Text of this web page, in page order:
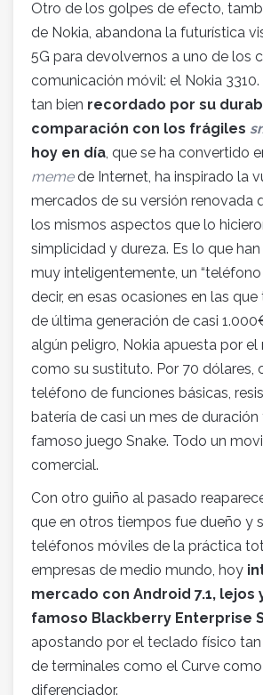
Otro de los golpes de efecto,
de Nokia, abandona la futurística
5G para devolvernos a uno de los
comunicación móvil: el Nokia 3310.
tan bien recordado por su
comparación con los frágiles
hoy en día , que se ha convertido
memede Internet, ha inspirado la
mercados de su versión renovada
los mismos aspectos que lo
simplicidad y dureza. Es lo que
muy inteligentemente, un “teléfono
decir, en esas ocasiones en las que
de última generación de casi
algún peligro, Nokia apuesta por el
como su sustituto. Por 70 dólares,
teléfono de funciones básicas,
batería de casi un mes de duración
famoso juego Snake. Todo un
comercial.
Con otro guiño al pasado
que en otros tiempos fue dueño y
teléfonos móviles de la práctica
empresas de medio mundo, hoy
mercado con Android 7.1, lejos
famoso Blackberry Enterprise
apostando por el teclado físico
de terminales como el Curve
diferenciador.